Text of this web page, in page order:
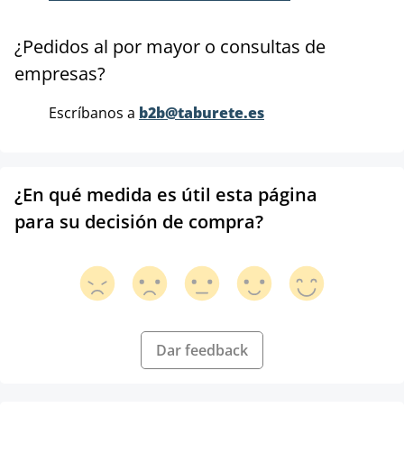
¿Pedidos al por mayor o consultas de
empresas?
Escríbanos a b2b@taburete.es
¿En qué medida es útil esta página
para su decisión de compra?
Dar feedback